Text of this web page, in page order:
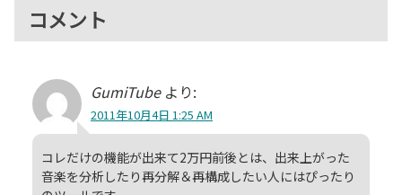
コメント
GumiTube より:
2011年10月4日 1:25 AM
コレだけの機能が出来て2万円前後とは、出来上がった
音楽を分析したり再分解＆再構成したい人にはぴったり